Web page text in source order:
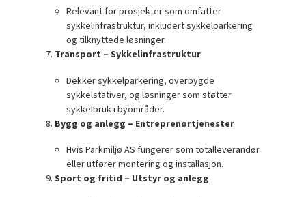
Relevant for prosjekter som omfatter
sykkelinfrastruktur, inkludert sykkelparkering
og tilknyttede løsninger.
Transport – Sykkelinfrastruktur
Dekker sykkelparkering, overbygde
sykkelstativer, og løsninger som støtter
sykkelbruk i byområder.
Bygg og anlegg – Entreprenørtjenester
Hvis Parkmiljø AS fungerer som totalleverandør
eller utfører montering og installasjon.
Sport og fritid – Utstyr og anlegg